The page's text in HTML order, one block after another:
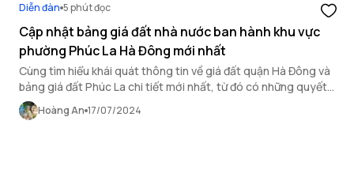
Diễn đàn 5 phút đọc
Cập nhật bảng giá đất nhà nước ban hành khu vực
phường Phúc La Hà Đông mới nhất
Cùng tìm hiểu khái quát thông tin về giá đất quận Hà Đông và
bảng giá đất Phúc La chi tiết mới nhất, từ đó có những quyết
định mua bán phù hợp.
Hoàng An 17/07/2024